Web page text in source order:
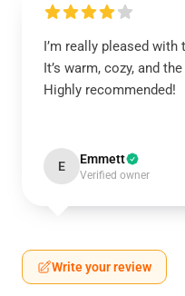
I’m really pleased
It’s warm, cozy, and
Highly recommended!
E Emmett
Verified owner
Write your review